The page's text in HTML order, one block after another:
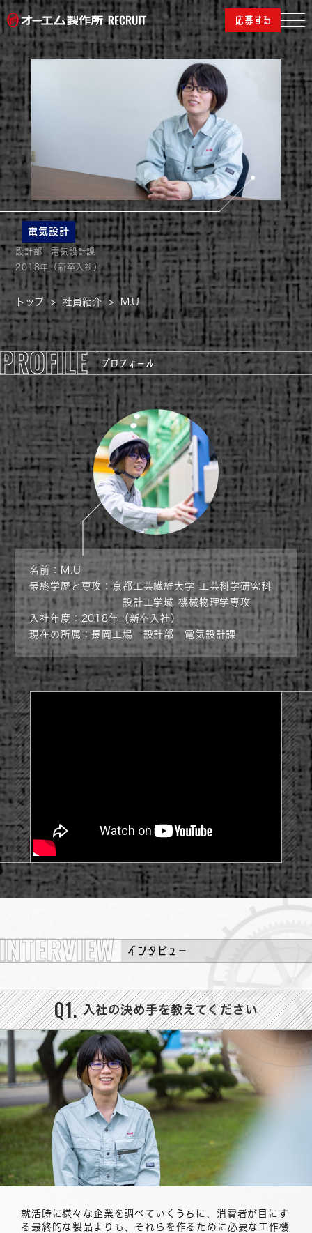
会社紹介
仕事紹介
社員紹介
新潟県長岡で掴む暮らし
社内制度・教育制度・福利厚生
電気設計
設計部 電気設計課
2018年（新卒入社）
トップ > 社員紹介 > M.U
名前：M.U
最終学歴と専攻：京都工芸繊維大学 工芸科学研究科
設計工学域 機械物理学専攻
入社年度：2018年（新卒入社）
現在の所属：長岡工場 設計部 電気設計課
Q1. 入社の決め手を教えてください
就活時に様々な企業を調べていくうちに、消費者が目にす
る最終的な製品よりも、それらを作るために必要な工作機